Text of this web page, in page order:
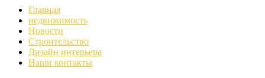
Главная
недвижимость
Новости
Строительство
Дизайн интерьера
Наши контакты